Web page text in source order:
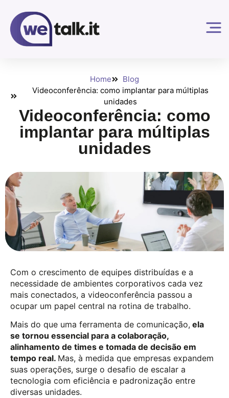
Home
Blog
Videoconferência: como implantar para múltiplas
unidades
Videoconferência: como
implantar para múltiplas
unidades
Com o crescimento de equipes distribuídas e a
necessidade de ambientes corporativos cada vez
mais conectados, a videoconferência passou a
ocupar um papel central na rotina de trabalho.
Mais do que uma ferramenta de comunicação, ela
se tornou essencial para a colaboração,
alinhamento de times e tomada de decisão em
tempo real. Mas, à medida que empresas expandem
suas operações, surge o desafio de escalar a
tecnologia com eficiência e padronização entre
diversas unidades.